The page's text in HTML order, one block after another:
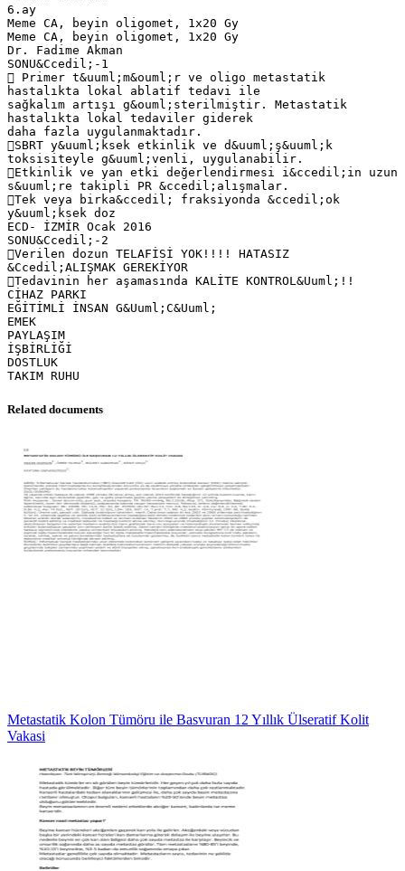
Related documents
Metastatik Kolon Tümöru ile Basvuran 12 Yıllık Ülseratif Kolit
Vakasi